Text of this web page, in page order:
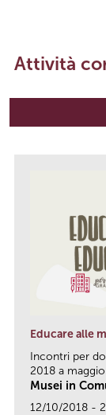
Attività
Educare alle
Incontri per
2018 a
Musei in
12/10/2018 -